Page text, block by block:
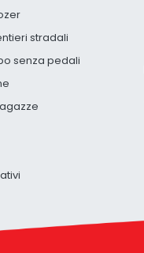
stradali
senza pedali